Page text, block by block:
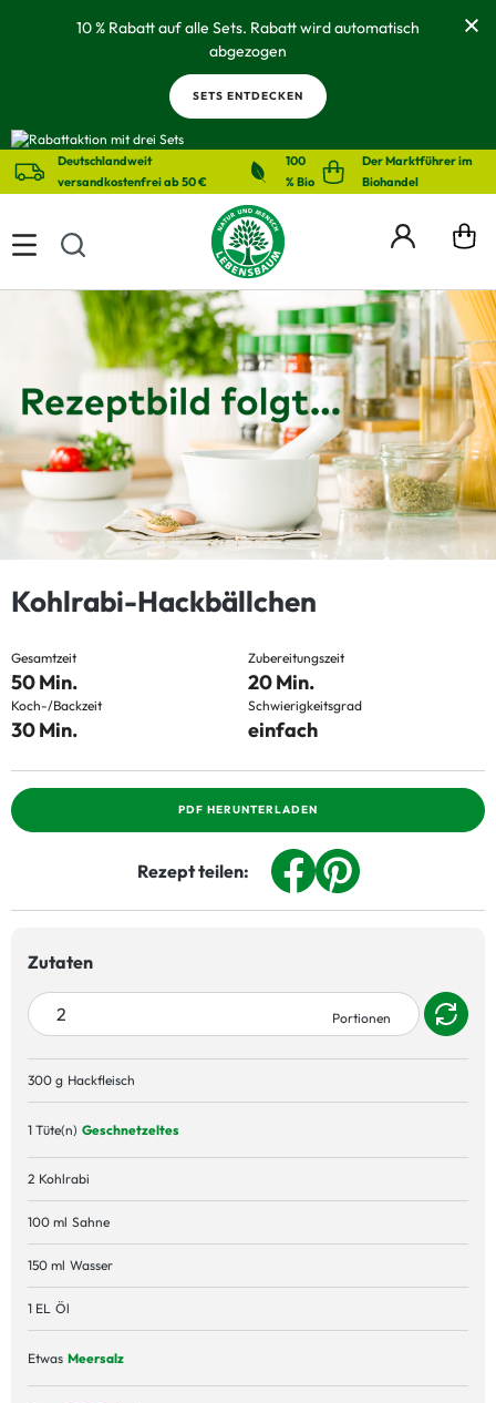
springen10 % Rabatt auf alle Sets. Rabatt wird automatisch
abgezogen
SETS ENTDECKEN
Deutschlandweit
versandkostenfrei ab 50 €
100
% Bio
Der Marktführer im
Biohandel
Kohlrabi-Hackbällchen
Gesamtzeit
50 Min.
Zubereitungszeit
20 Min.
Koch-/Backzeit
30 Min.
Schwierigkeitsgrad
einfach
PDF HERUNTERLADEN
Rezept teilen:
Zutaten
300 g Hackfleisch
1 Tüte(n) Geschnetzeltes
2 Kohlrabi
100 ml Sahne
150 ml Wasser
1 EL Öl
Etwas Meersalz